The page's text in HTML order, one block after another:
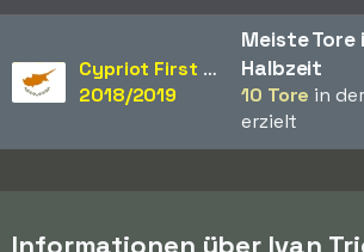
Cypriot First Division
2018/2019
Meiste Tore
Halbzeit
10 Tore in
erzielt
Informationen über Ivan